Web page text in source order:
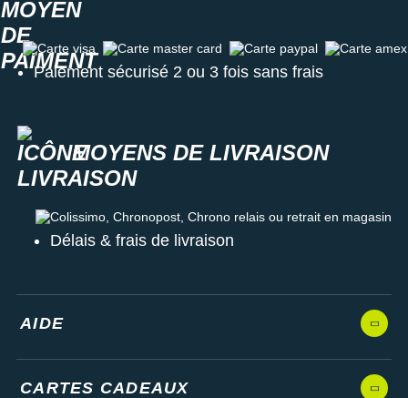
Carte visa Carte master card Carte paypal Carte amex
Paiement sécurisé 2 ou 3 fois sans frais
MOYENS DE LIVRAISON
Colissimo, Chronopost, Chrono relais ou retrait en magasin
Délais & frais de livraison
AIDE
CARTES CADEAUX